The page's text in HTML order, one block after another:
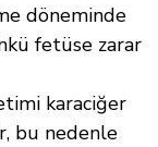
döneminde
fetüse zarar
karaciğer
bu nedenle